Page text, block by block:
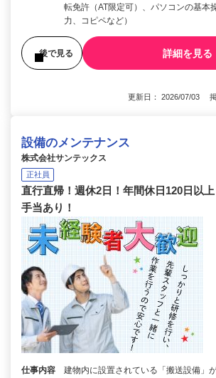
転免許（AT限定可）、パソコンの基本
力、コピペなど）
後で見る 詳細を見る
更新日： 2026/07/03
設備のメンテナンス
株式会社サンテックス
正社員
直行直帰！週休2日！年間休日120日以
手当あり！
仕事内容
建物内に設置されている「搬送設備」